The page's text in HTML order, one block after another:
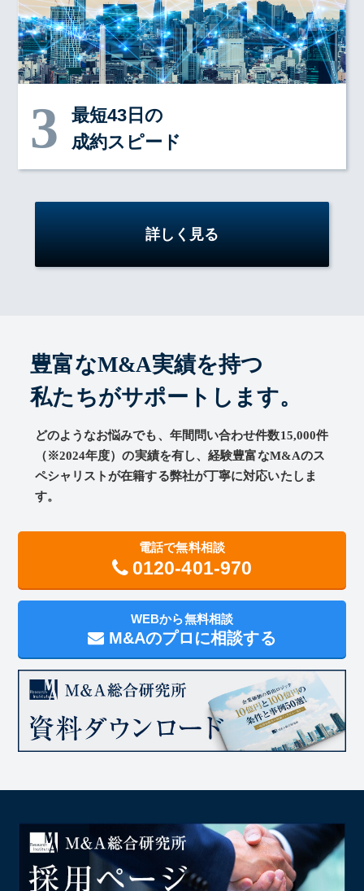
最短43日の
成約スピード
詳しく見る
豊富なM&A実績を持つ
私たちがサポートします。
どのようなお悩みでも、年間問い合わせ件数15,000件
（※2024年度）の実績を有し、経験豊富なM&Aのス
ペシャリストが在籍する弊社が丁寧に対応いたしま
す。
電話で無料相談
0120-401-970
WEBから無料相談
M&Aのプロに相談する